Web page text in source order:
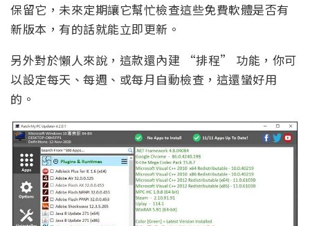
保留它，未來定期讓它幫忙檢查這些免費軟體是否有
新版本，有的話就能立即更新。
另外對於懶人來說，這款還內建 “排程” 功能，你可
以設定每天、每週、或每月自動檢查，這還蠻好用
的。